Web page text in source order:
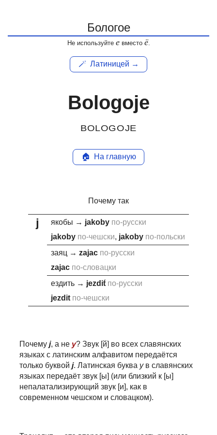
Не используйте евместо ё.
🪄 Латиницей →
Bologoje
BOLOGOJE
🏠 На главную
Почему так
j якобы → jakoby по-русски
jakoby по-чешски, jakoby по-польски
заяц → zajac по-русски
zajac по-словацки
ездить → jezdit́ по-русски
jezdit по-чешски
Почему j, а не y? Звук [й] во всех славянских
языках с латинским алфавитом передаётся
только буквой j. Латинская буква yв славянских
языках передаёт звук [ы] (или близкий к [ы]
непалатализирующий звук [и], как в
современном чешском и словацком).